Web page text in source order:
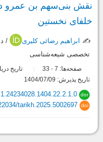
نقش‌ بنی‌سهم بن عمرو
خلفای نخستین
✍️ ابراهیم رضائی کلیری
/
تخصصی شیعه‌شناسی
صفحه‌ها: 7
-
تاریخ دریافت:
تاریخ پذیرش: 1404/07/09
dor
doi
tarikh.2025.5002697